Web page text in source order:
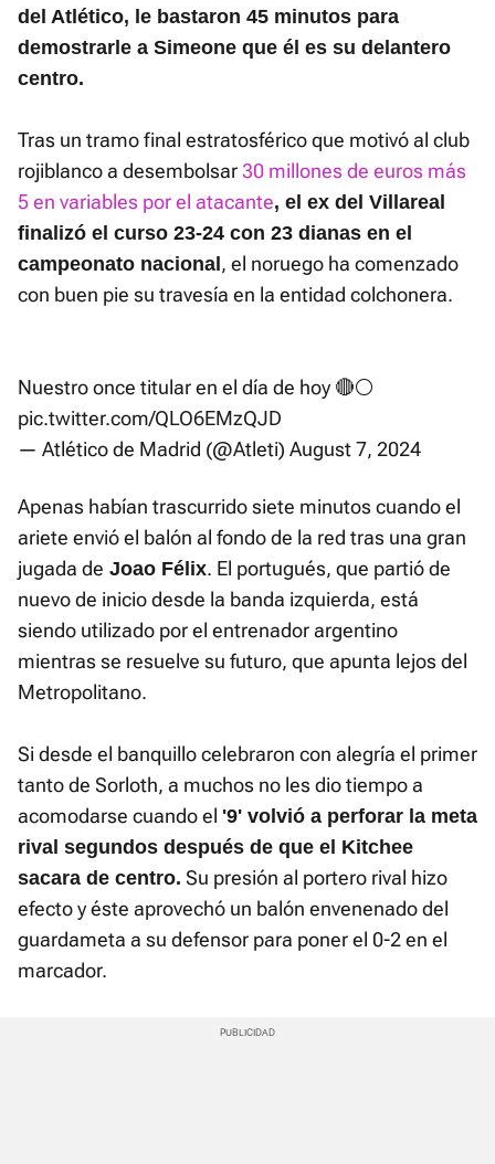
del Atlético, le bastaron 45 minutos para
demostrarle a Simeone que él es su delantero
centro.
Tras un tramo final estratosférico que motivó al club
rojiblanco a desembolsar30 millones de euros más
5 en variables por el atacante, el ex del Villareal
finalizó el curso 23-24 con 23 dianas en el
campeonato nacional , el noruego ha comenzado
con buen pie su travesía en la entidad colchonera.
Nuestro once titular en el día de hoy 🔴⚪
pic.twitter.com/QLO6EMzQJD
— Atlético de Madrid (@Atleti) August 7, 2024
Apenas habían trascurrido siete minutos cuando el
ariete envió el balón al fondo de la red tras una gran
jugada de Joao Félix. El portugués, que partió de
nuevo de inicio desde la banda izquierda, está
siendo utilizado por el entrenador argentino
mientras se resuelve su futuro, que apunta lejos del
Metropolitano.
Si desde el banquillo celebraron con alegría el primer
tanto de Sorloth, a muchos no les dio tiempo a
acomodarse cuando el '9' volvió a perforar la meta
rival segundos después de que el Kitchee
sacara de centro. Su presión al portero rival hizo
efecto y éste aprovechó un balón envenenado del
guardameta a su defensor para poner el 0-2 en el
marcador.